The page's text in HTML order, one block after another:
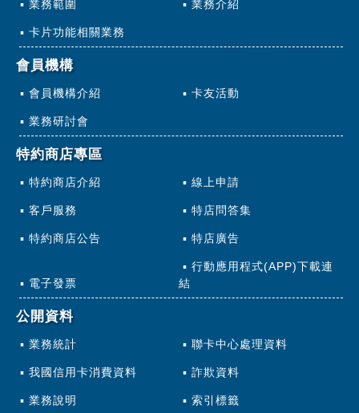
業務範圍 業務介紹
卡片功能相關業務
會員機構
會員機構介紹 卡友活動
業務研討會
特約商店專區
特約商店介紹 線上申請
客戶服務 特店問答集
特約商店公告 特店廣告
電子發票
行動應用程式(APP)下載連
結
公開資料
業務統計 聯卡中心處理資料
我國信用卡消費資料 詐欺資料
業務說明 索引標籤